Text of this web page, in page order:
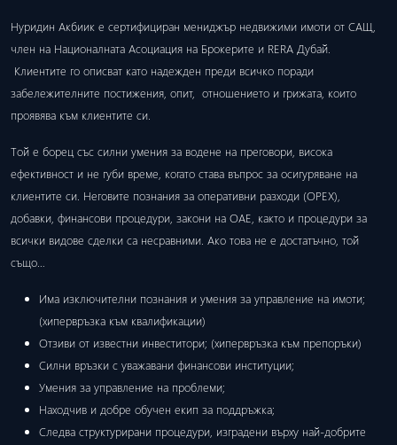
Нуридин Акбиик е сертифициран мениджър недвижими имоти от САЩ,
член на Националната Асоциация на Брокерите и RERA Дубай.
Клиентите го описват като надежден преди всичко поради
забележителните постижения, опит, отношението и грижата, които
проявява към клиентите си.
Той е борец със силни умения за водене на преговори, висока
ефективност и не губи време, когато става въпрос за осигуряване на
клиентите си. Неговите познания за оперативни разходи (ОРЕХ),
добавки, финансови процедури, закони на ОАЕ, както и процедури за
всички видове сделки са несравними. Ако това не е достатъчно, той
също…
Има изключителни познания и умения за управление на имоти;
(хипервръзка към квалификации)
Отзиви от известни инвеститори; (хипервръзка към препоръки)
Силни връзки с уважавани финансови институции;
Умения за управление на проблеми;
Находчив и добре обучен екип за поддръжка;
Следва структурирани процедури, изградени върху най-добрите